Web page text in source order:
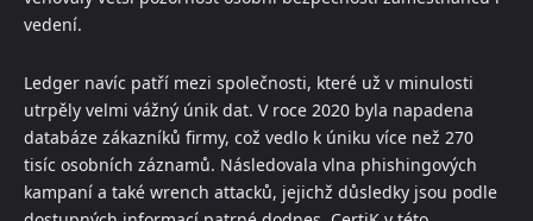
vedení.
Ledger navíc patří mezi společnosti, které už v minulosti
utrpěly velmi vážný únik dat. V roce 2020 byla napadena
databáze zákazníků firmy, což vedlo k úniku více než 270
tisíc osobních záznamů. Následovala vlna phishingových
kampaní a také wrench attacků, jejichž důsledky jsou podle